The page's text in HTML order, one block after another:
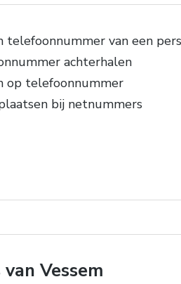
telefoonnummer van een
achterhalen
op telefoonnummer
bij netnummers
Vessem